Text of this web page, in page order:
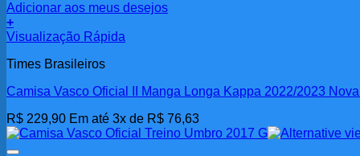
Adicionar aos meus desejos
+
Visualização Rápida
Times Brasileiros
Camisa Vasco Oficial II Manga Longa Kappa 2022/2023
R$ 229,90 Em até 3x de R$ 76,63